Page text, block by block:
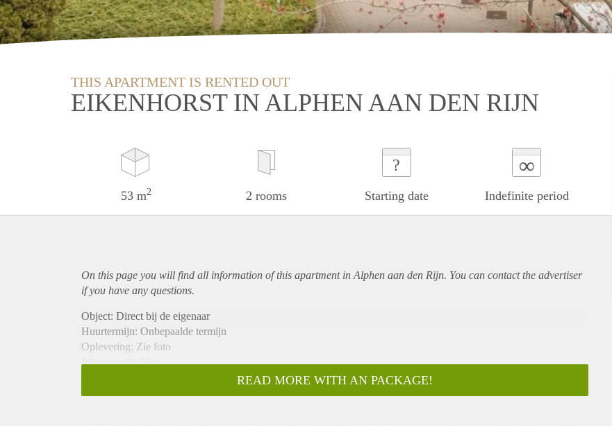
THIS APARTMENT IS RENTED OUT
EIKENHORST IN ALPHEN AAN DEN RIJN
53 m2 2 rooms
?
Starting date
∞
Indefinite period
On this page you will find all information of this apartmentin Alphen aan den Rijn. You can contact the advertiser
if you have any questions.
Object: Direct bij de eigenaar
Huurtermijn: Onbepaalde termijn
Oplevering: Zie foto
Inkomen eis: Nee
Borg: 1 Maand
READ MORE WITH AN PACKAGE!